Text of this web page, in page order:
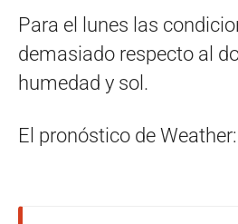
Para el lunes las
demasiado respecto al
humedad y sol.
El pronóstico de Weather: